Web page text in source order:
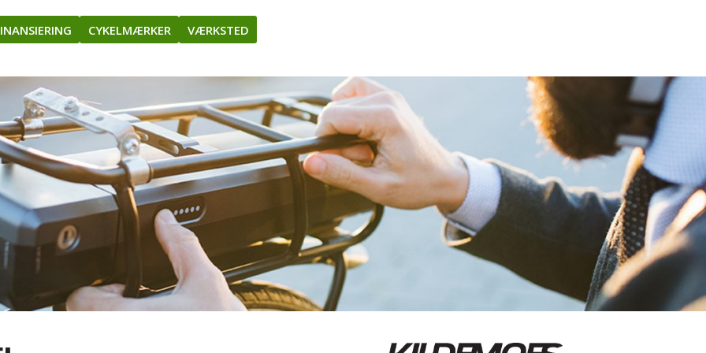
CYKELMÆRKER VÆRKSTED